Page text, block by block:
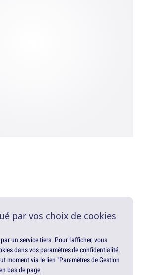
par vos choix de cookies
un service tiers. Pour l'afficher, vous
dans vos paramètres de confidentialité.
moment via le lien "Paramètres de Gestion
bas de page.